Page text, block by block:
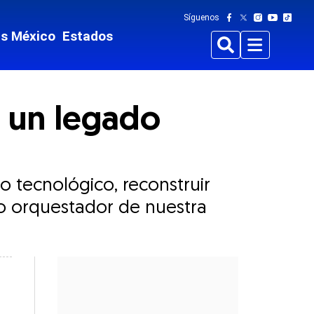
México Estados
Síguenos
BuscarMenu
un legado
tecnológico, reconstruir
orquestador de nuestra